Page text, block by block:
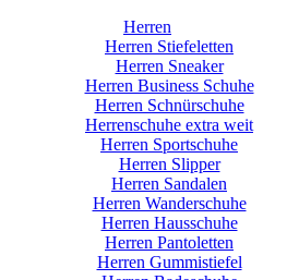
Herren
Herren Stiefeletten
Herren Sneaker
Herren Business Schuhe
Herren Schnürschuhe
Herrenschuhe extra weit
Herren Sportschuhe
Herren Slipper
Herren Sandalen
Herren Wanderschuhe
Herren Hausschuhe
Herren Pantoletten
Herren Gummistiefel